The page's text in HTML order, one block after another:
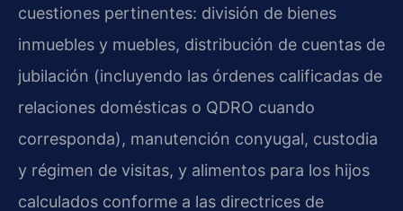
cuestiones pertinentes: división de bienes
inmuebles y muebles, distribución de cuentas de
jubilación (incluyendo las órdenes calificadas de
relaciones domésticas o QDRO cuando
corresponda), manutención conyugal, custodia
y régimen de visitas, y alimentos para los hijos
calculados conforme a las directrices de